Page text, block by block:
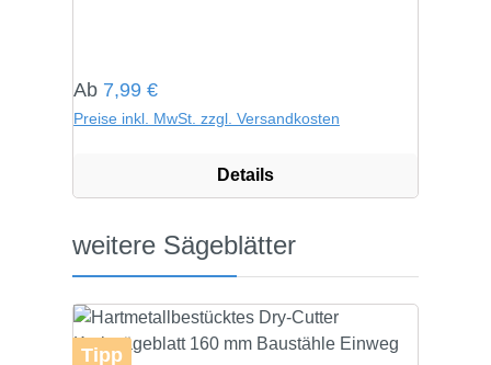
Regulärer Preis:
Ab 7,99 €
Preise inkl. MwSt. zzgl. Versandkosten
Details
Produktgalerie überspringen
weitere Sägeblätter
Tipp